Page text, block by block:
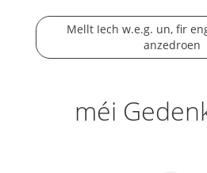
Mellt Iech w.e.g. un, fir
anzedroen
méi